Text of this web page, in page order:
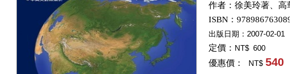
作者： 徐美玲著、高
ISBN：
出版日期： 2007-02-01
定價： NT$ 600
優惠價： NT$ 540